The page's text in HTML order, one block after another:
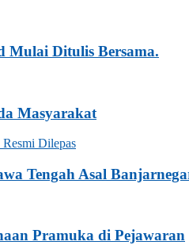
Mulai Ditulis Bersama.
Masyarakat
Tengah Asal
Pramuka di Pejawaran